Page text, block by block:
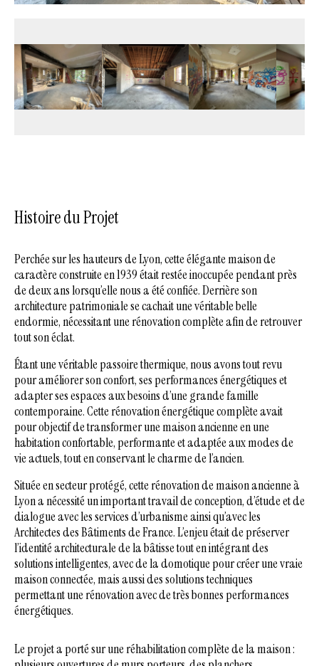
Histoire du Projet
Perchée sur les hauteurs de Lyon, cette élégante maison de
caractère construite en 1939 était restée inoccupée pendant près
de deux ans lorsqu’elle nous a été confiée. Derrière son
architecture patrimoniale se cachait une véritable belle
endormie, nécessitant une rénovation complète afin de retrouver
tout son éclat.
Étant une véritable passoire thermique, nous avons tout revu
pour améliorer son confort, ses performances énergétiques et
adapter ses espaces aux besoins d’une grande famille
contemporaine. Cette rénovation énergétique complète avait
pour objectif de transformer une maison ancienne en une
habitation confortable, performante et adaptée aux modes de
vie actuels, tout en conservant le charme de l’ancien.
Située en secteur protégé, cette rénovation de maison ancienne à
Lyon a nécessité un important travail de conception, d’étude et de
dialogue avec les services d’urbanisme ainsi qu’avec les
Architectes des Bâtiments de France. L’enjeu était de préserver
l’identité architecturale de la bâtisse tout en intégrant des
solutions intelligentes, avec de la domotique pour créer une vraie
maison connectée, mais aussi des solutions techniques
permettant une rénovation avec de très bonnes performances
énergétiques.
Le projet a porté sur une réhabilitation complète de la maison :